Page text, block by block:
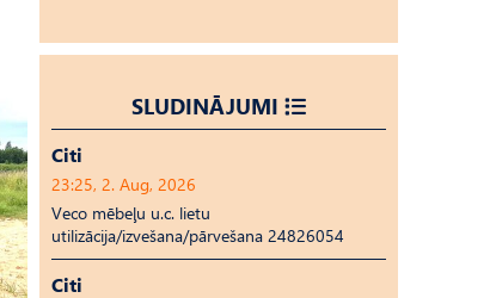
SLUDINĀJUMI
Citi
23:25, 2. Aug, 2026
Veco mēbeļu u.c. lietu
utilizācija/izvešana/pārvešana 24826054
Citi